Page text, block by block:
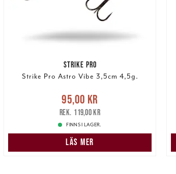
STRIKE PRO
Strike Pro Astro Vibe 3,5cm 4,5g.
Nuvarande pris :95,00 kr
pris: 119,00 kr
95,00 kr
119,00 kr
FINNS I LAGER.
LÄS MER